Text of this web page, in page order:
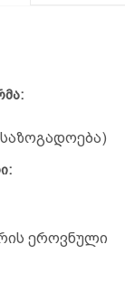
ეროვნული